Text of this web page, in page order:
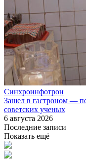
Синхроинфотрон
Зашел в гастроном —
советских ученых
6 августа 2026
Последние записи
Показать ещё